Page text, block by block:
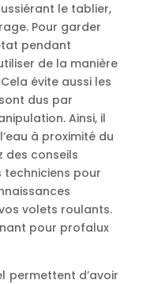
le tablier,
Pour garder
pendant
de la manière
évite aussi les
dus par
Ainsi, il
à proximité du
des conseils
techniciens pour
volets roulants.
pour profalux
permettent d’avoir